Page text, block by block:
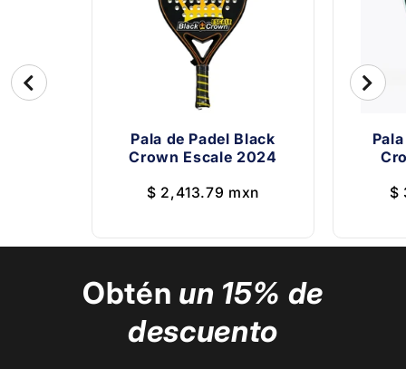
Pala de Padel Black
Crown Escale 2024
$ 2,413.79 mxn $
Obtén un 15% de
descuento